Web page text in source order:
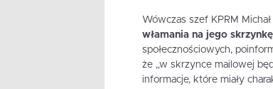
Wówczas szef KPRM Michał
włamania na jego
społecznościowych,
że „w skrzynce mailowej
informacje, które miały